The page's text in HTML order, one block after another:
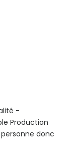
-
Production
donc